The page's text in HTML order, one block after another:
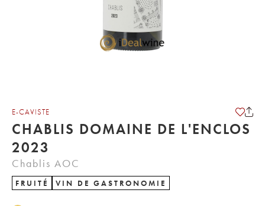
E-CAVISTE
CHABLIS DOMAINE DE L'ENCLOS
2023
Chablis AOC
FRUITÉ VIN DE GASTRONOMIE